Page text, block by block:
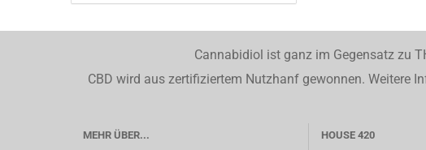
Cannabidiol ist ganz im Gegensatz zu
CBD wird aus zertifiziertem Nutzhanf gewonnen. Weitere
MEHR ÜBER...
HOUSE 420